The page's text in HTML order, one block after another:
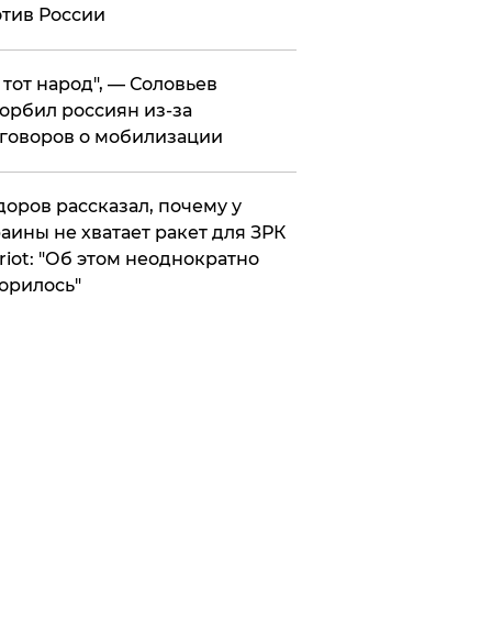
России
народ", — Соловьев
россиян из-за
о мобилизации
рассказал, почему у
не хватает ракет для ЗРК
"Об этом неоднократно